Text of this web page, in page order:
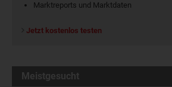
Marktreports und Marktdaten
Jetzt kostenlos testen
Meistgesucht